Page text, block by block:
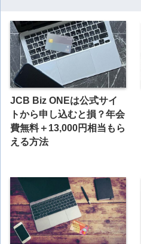
JCB Biz ONEは公式サイ
トから申し込むと損？年会
費無料＋13,000円相当もら
える方法